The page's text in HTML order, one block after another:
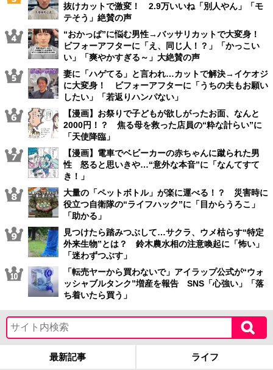
抜けカットで激変！ 2.9万いいね「別人やん」「モ
テそう」絶賛の声
“おかっぱ”に悩む男性→バッサリカットで大変身！
ビフォーアフターに「え、同じ人！？」「かっこい
い」「爽やかすぎる～」大絶賛の声
妻に「ハゲてる」と言われ…カットで解決→イケオジ
に大変身！ ビフォーアフターに「うちの夫もお願い
したい」「若返りハンパない」
【漫画】お祭りで子どもが欲しがったお面、なんと
2000円！？ 焦る母を救った店員の“粋な計らい”に
「天使降臨」
【漫画】電車でベビーカーの赤ちゃんに蹴られた男
性 怒ると思いきや…“意外な本音”に「なんてすて
き！」
大量の「ペットボトル」が楽に運べる！？ 災害時に
役立つ自衛隊の“ライフハック”に「目からうろこ」
「助かる」
見つけたら踏みつぶして…サクラ、ウメ枯らす“特定
外来生物”とは？ 鈴木農水相の注意喚起に「怖い」
「迷わずつぶす」
「転売ヤーから買わないで」アイラップ公式が“ウォ
ッシャブルタンク”増産を報告 SNS「心強い」「落
ち着いたら買う」
最新記事 ライフ